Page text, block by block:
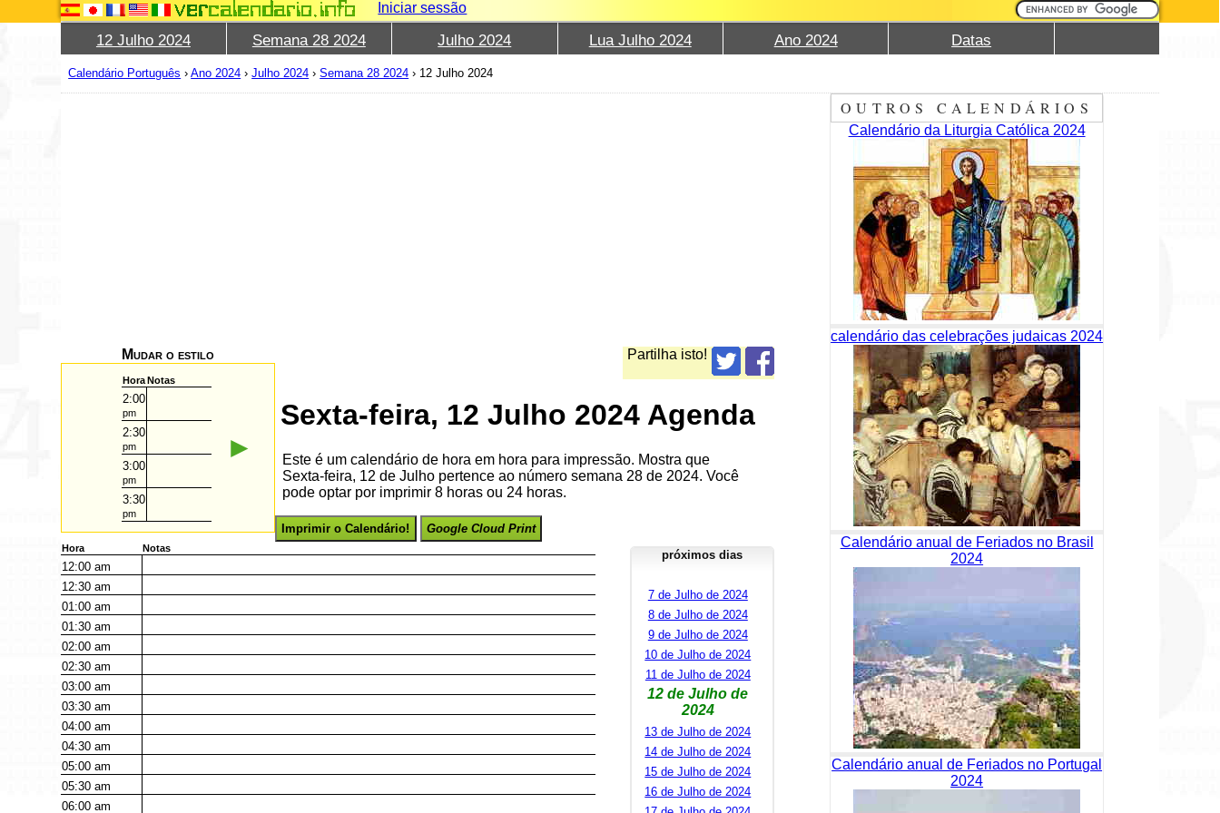
Iniciar sessão
12 Julho 2024 Semana 28 2024 Julho 2024 Lua Julho 2024 Ano 2024 Datas
Calendário Português ›Ano 2024 ›Julho 2024 ›Semana 28 2024 › 12 Julho 2024
Partilha isto!
Mudar o estilo
HoraNotas
2:00
pm
2:30
pm
3:00
pm
3:30
pm
►
Sexta-feira, 12 Julho 2024 Agenda
Este é um calendário de hora em hora para impressão. Mostra que
Sexta-feira, 12 de Julho pertence ao número semana 28 de 2024. Você
pode optar por imprimir 8 horas ou 24 horas.
Imprimir o Calendário! Google Cloud Print
Hora Notas
12:00am
12:30am
01:00am
01:30am
02:00am
02:30am
03:00am
03:30am
04:00am
04:30am
05:00am
05:30am
06:00am
próximos dias
7 de Julho de 2024
8 de Julho de 2024
9 de Julho de 2024
10 de Julho de 2024
11 de Julho de 2024
12 de Julho de
2024
13 de Julho de 2024
14 de Julho de 2024
15 de Julho de 2024
16 de Julho de 2024
OUTROS CALENDÁRIOS
Calendário da Liturgia Católica 2024
calendário das celebrações judaicas 2024
Calendário anual de Feriados no Brasil
2024
Calendário anual de Feriados no Portugal
2024